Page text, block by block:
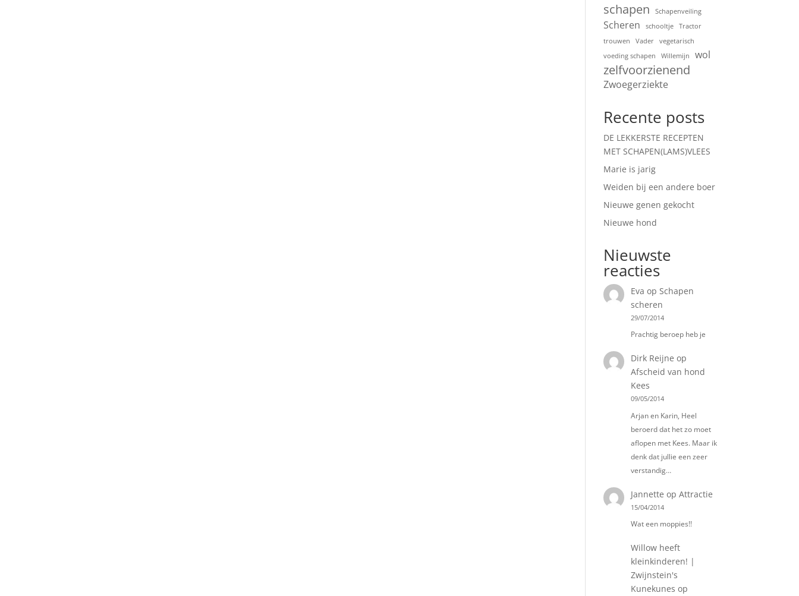
schapen Schapenveiling
Scheren schooltje
Tractor
trouwen
Vader
vegetarisch
voeding schapen
Willemijn wol
zelfvoorzienend
Zwoegerziekte
Recente posts
DE LEKKERSTE RECEPTEN
MET SCHAPEN(LAMS)VLEES
Marie is jarig
Weiden bij een andere boer
Nieuwe genen gekocht
Nieuwe hond
Nieuwste
reacties
Eva op Schapen
scheren
29/07/2014
Prachtig beroep heb je
Dirk Reijne op
Afscheid van hond
Kees
09/05/2014
Arjan en Karin, Heel
beroerd dat het zo moet
aflopen met Kees. Maar ik
denk dat jullie een zeer
verstandig…
Jannette op Attractie
15/04/2014
Wat een moppies!!
Willow heeft
kleinkinderen! |
Zwijnstein's
Kunekunes op